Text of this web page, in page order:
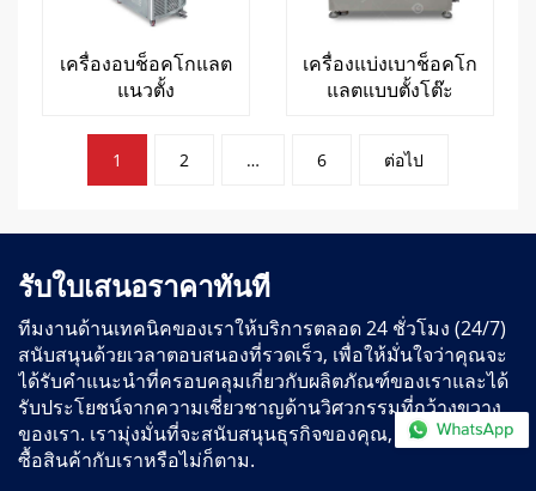
เครื่องอบช็อคโกแลต
แนวตั้ง
เครื่องแบ่งเบาช็อคโก
แลตแบบตั้งโต๊ะ
1 2 … 6 ต่อไป
รับใบเสนอราคาทันที
ทีมงานด้านเทคนิคของเราให้บริการตลอด 24 ชั่วโมง (24/7)
สนับสนุนด้วยเวลาตอบสนองที่รวดเร็ว, เพื่อให้มั่นใจว่าคุณจะ
ได้รับคำแนะนำที่ครอบคลุมเกี่ยวกับผลิตภัณฑ์ของเราและได้
รับประโยชน์จากความเชี่ยวชาญด้านวิศวกรรมที่กว้างขวาง
ของเรา. เรามุ่งมั่นที่จะสนับสนุนธุรกิจของคุณ, ไม่ว่าคุณจะสั่ง
ซื้อสินค้ากับเราหรือไม่ก็ตาม.